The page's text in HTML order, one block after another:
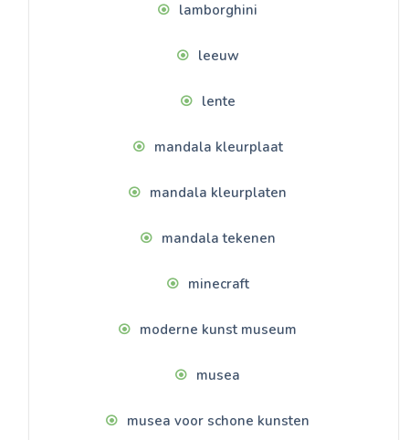
lamborghini
leeuw
lente
mandala kleurplaat
mandala kleurplaten
mandala tekenen
minecraft
moderne kunst museum
musea
musea voor schone kunsten